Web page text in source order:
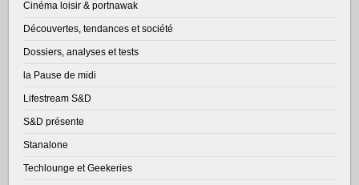
Cinéma loisir & portnawak
Découvertes, tendances et société
Dossiers, analyses et tests
la Pause de midi
Lifestream S&D
S&D présente
Stanalone
Techlounge et Geekeries